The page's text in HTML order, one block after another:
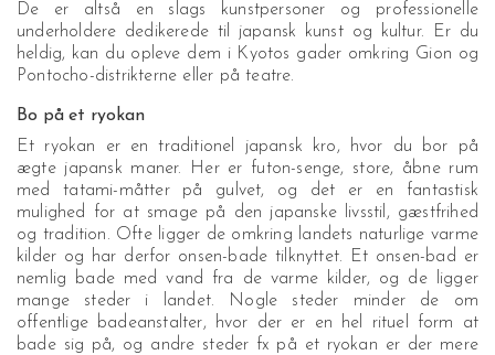
De er altså en slags kunstpersoner og professionelle
underholdere dedikerede til japansk kunst og kultur. Er du
heldig, kan du opleve dem i Kyotos gader omkring Gion og
Pontocho-distrikterne eller på teatre.
Bo på et ryokan
Et ryokan er en traditionel japansk kro, hvor du bor på
ægte japansk maner. Her er futon-senge, store, åbne rum
med tatami-måtter på gulvet, og det er en fantastisk
mulighed for at smage på den japanske livsstil, gæstfrihed
og tradition. Ofte ligger de omkring landets naturlige varme
kilder og har derfor onsen-bade tilknyttet. Et onsen-bad er
nemlig bade med vand fra de varme kilder, og de ligger
mange steder i landet. Nogle steder minder de om
offentlige badeanstalter, hvor der er en hel rituel form at
bade sig på, og andre steder fx på et ryokan er der mere